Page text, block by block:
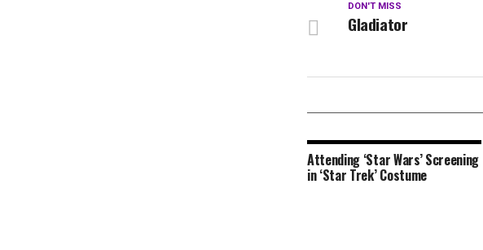
DON'T MISS
Gladiator
Attending ‘Star Wars’ Screening
in ‘Star Trek’ Costume